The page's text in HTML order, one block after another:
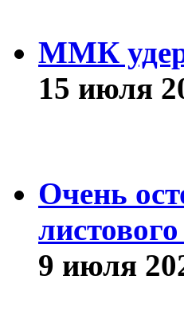
ММК
15 июля
Очень
9 июля